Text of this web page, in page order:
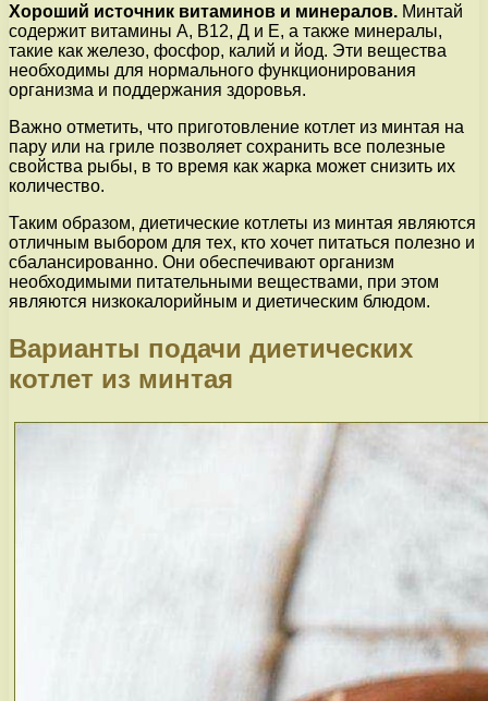
Хороший источник витаминов и минералов. Минтай
содержит витамины А, В12, Д и Е, а также минералы,
такие как железо, фосфор, калий и йод. Эти вещества
необходимы для нормального функционирования
организма и поддержания здоровья.
Важно отметить, что приготовление котлет из минтая на
пару или на гриле позволяет сохранить все полезные
свойства рыбы, в то время как жарка может снизить их
количество.
Таким образом, диетические котлеты из минтая являются
отличным выбором для тех, кто хочет питаться полезно и
сбалансированно. Они обеспечивают организм
необходимыми питательными веществами, при этом
являются низкокалорийным и диетическим блюдом.
Варианты подачи диетических
котлет из минтая